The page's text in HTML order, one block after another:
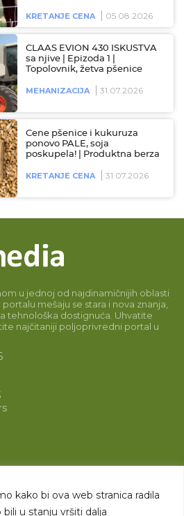
kako bi ova web stranica radila
u stanju vršiti dalja
KRETANJE CENA 05.08.2026
CLAAS EVION 430 ISKUSTVA
sa njive | Epizoda 1 |
Topolovnik, žetva pšenice
MEHANIZACIJA 31.07.2026
Cene pšenice i kukuruza
ponovo PALE, soja
poskupela! | Produktna berza
KRETANJE CENA 31.07.2026
u jednoj od najdinamičnijih oblasti
mešaju se stara i nova znanja,
tehnološka dostignuća. Uhvatite
najčitaniji poljoprivredni portal u